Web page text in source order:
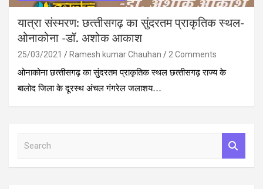
यात्रा संस्मरण: छत्‍तीसगढ़ का सुंदरतम प्राकृतिक स्‍थल-
ओनाकोना -डॉ. अशोक आकाश
25/03/2021 Ramesh kumar Chauhan
2 Comments
ओनाकोना छत्‍तीसगढ़ का सुंदरतम प्राकृतिक स्‍थल छत्‍तीसगढ़ राज्‍य के
बालोद जिला के दूरस्थ अंचल गंगरेल जलाशय…